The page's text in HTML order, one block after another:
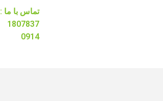
تماس با ما :
1807837
0914